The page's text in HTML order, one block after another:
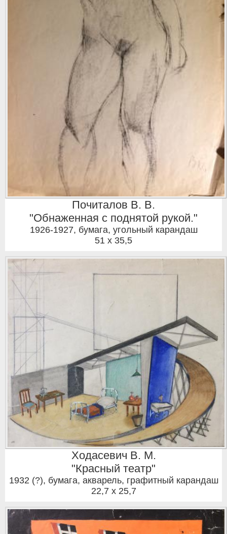
Почиталов В. В.
"Обнаженная с поднятой рукой."
1926-1927, бумага, угольный карандаш
51 x 35,5
Ходасевич В. М.
"Красный театр"
1932 (?), бумага, акварель, графитный карандаш
22,7 x 25,7